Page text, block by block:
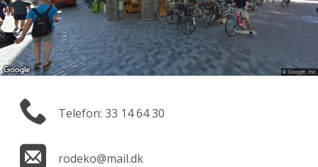
Telefon: 33 14 64 30
rodeko@mail.dk